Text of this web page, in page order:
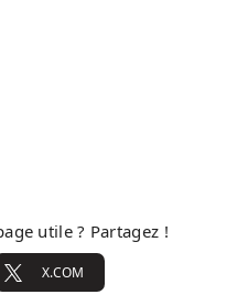
utile ? Partagez !
X.COM